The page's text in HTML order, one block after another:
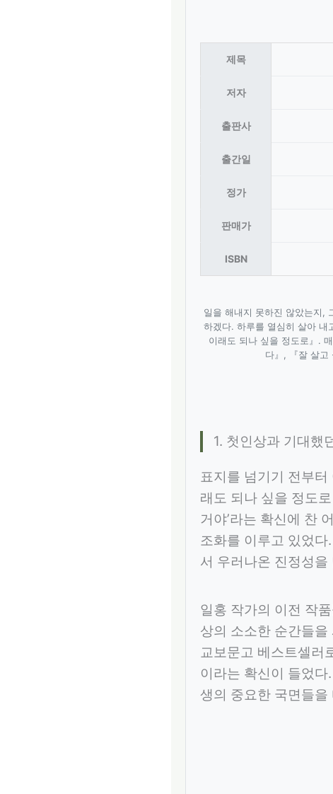
제목
저자
출판사
출간일
정가
판매가
ISBN
일을 해내지 못하진 않았는지,
하겠다. 하루를 열심히 살아 내
이래도 되나 싶을 정도로』.
다』, 『잘 살고
1. 첫인상과 기대했
표지를 넘기기 전부
래도 되나 싶을 정도
거야’라는 확신에 찬
조화를 이루고 있었
서 우러나온 진정성
일홍 작가의 이전 작
상의 소소한 순간들
교보문고 베스트셀러
이라는 확신이 들었
생의 중요한 국면들